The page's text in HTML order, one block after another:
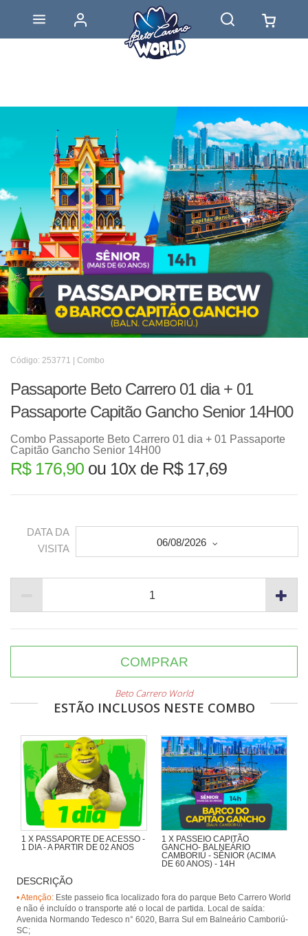
Código: 253771 | Combo
Passaporte Beto Carrero 01 dia + 01
Passaporte Capitão Gancho Senior 14H00
Combo Passaporte Beto Carrero 01 dia + 01 Passaporte
Capitão Gancho Senior 14H00
R$ 176,90 ou 10x de R$ 17,69
DATA DA
VISITA
06/08/2026
COMPRAR
Beto Carrero World
ESTÃO INCLUSOS NESTE COMBO
1 X PASSAPORTE DE ACESSO -
1 DIA - A PARTIR DE 02 ANOS
1 X PASSEIO CAPITÃO
GANCHO- BALNEÁRIO
CAMBORIÚ - SÊNIOR (ACIMA
DE 60 ANOS) - 14H
desembarcando na Praia de
Laranjeiras, com presença animada
de piratas.
DESCRIÇÃO
• Atenção: Este passeio fica localizado fora do parque Beto Carrero World
e não é incluído o transporte até o local de partida. Local de saída:
Avenida Normando Tedesco n° 6020, Barra Sul em Balneário Camboriú-
SC;